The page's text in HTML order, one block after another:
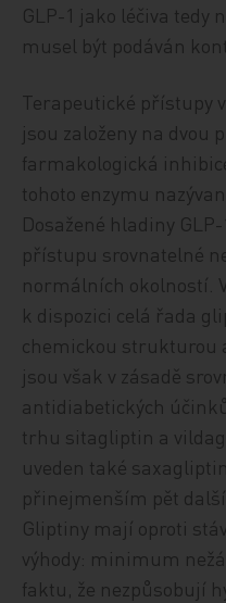
GLP-1 jako léčiva tedy
musel být podáván
Terapeutické přístupy
jsou založeny na dvou
farmakologická
tohoto enzymu
Dosažené hladiny
přístupu srovnatelné
normálních okolností.
k dispozici celá řada
chemickou strukturou
jsou však v zásadě
antidiabetických
trhu sitagliptin a
uveden také
přinejmenším pět
Gliptiny mají oproti
výhody: minimum
faktu, že nezpůsobují